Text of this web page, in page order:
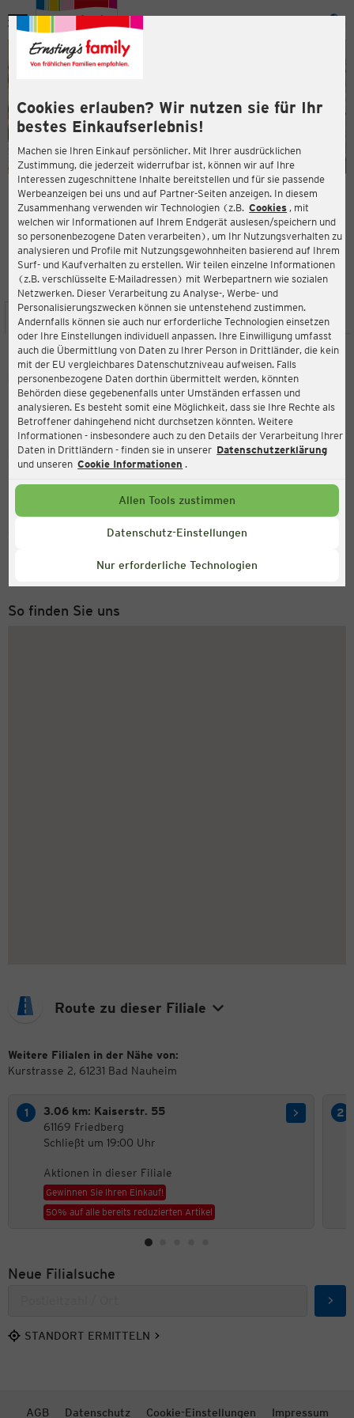
Cookies erlauben? Wir nutzen sie für Ihr
bestes Einkaufserlebnis!
Machen sie Ihren Einkauf persönlicher. Mit Ihrer ausdrücklichen
Zustimmung, die jederzeit widerrufbar ist, können wir auf Ihre
Interessen zugeschnittene Inhalte bereitstellen und für sie passende
Werbeanzeigen bei uns und auf Partner-Seiten anzeigen. In diesem
Zusammenhang verwenden wir Technologien (z.B. Cookies , mit
welchen wir Informationen auf Ihrem Endgerät auslesen/speichern und
so personenbezogene Daten verarbeiten), um Ihr Nutzungsverhalten zu
analysieren und Profile mit Nutzungsgewohnheiten basierend auf Ihrem
Surf- und Kaufverhalten zu erstellen. Wir teilen einzelne Informationen
(z.B. verschlüsselte E-Mailadressen) mit Werbepartnern wie sozialen
Netzwerken. Dieser Verarbeitung zu Analyse-, Werbe- und
Personalisierungszwecken können sie untenstehend zustimmen.
Andernfalls können sie auch nur erforderliche Technologien einsetzen
oder Ihre Einstellungen individuell anpassen. Ihre Einwilligung umfasst
auch die Übermittlung von Daten zu Ihrer Person in Drittländer, die kein
mit der EU vergleichbares Datenschutzniveau aufweisen. Falls
personenbezogene Daten dorthin übermittelt werden, könnten
Behörden diese gegebenenfalls unter Umständen erfassen und
analysieren. Es besteht somit eine Möglichkeit, dass sie Ihre Rechte als
Betroffener dahingehend nicht durchsetzen könnten. Weitere
Informationen - insbesondere auch zu den Details der Verarbeitung Ihrer
Daten in Drittländern - finden sie in unserer Datenschutzerklärung
und unseren Cookie Informationen .
Allen Tools zustimmen
Datenschutz-Einstellungen
Nur erforderliche Technologien
Menü
ERNSTING'S FAMILY FILIALE
Kurstrasse 2
61231 Bad Nauheim
4,3
Bewertung:
STANDORT SERVICES SORTIMENT AKTIONEN
Ernsting's family
Kurstrasse 2, 61231 Bad Nauheim
Aktuell:
Geöffnet
Service Hotline
Montag bis Freitag 8-18 Uhr
So finden Sie uns
Route zu dieser Filiale
Weitere Filialen in der Nähe von:
Kurstrasse 2, 61231 Bad Nauheim
3.06 km: Kaiserstr. 55
61169 Friedberg
Schließt um 19:00 Uhr
Aktionen in dieser Filiale
Gewinnen Sie Ihren Einkauf!
50% auf alle bereits reduzierten Artikel
Neue Filialsuche
STANDORT ERMITTELN
AGB Datenschutz Cookie-Einstellungen Impressum